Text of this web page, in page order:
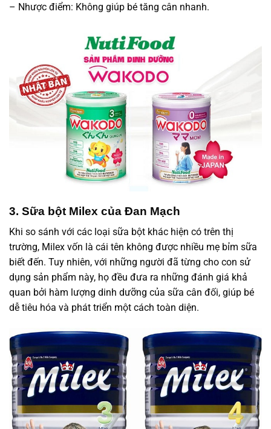
– Nhược điểm: Không giúp bé tăng cân nhanh.
3. Sữa bột Milex của Đan Mạch
Khi so sánh với các loại sữa bột khác hiện có trên thị
trường, Milex vốn là cái tên không được nhiều mẹ bỉm sữa
biết đến. Tuy nhiên, với những người đã từng cho con sử
dụng sản phẩm này, họ đều đưa ra những đánh giá khả
quan bởi hàm lượng dinh dưỡng của sữa cân đối, giúp bé
dễ tiêu hóa và phát triển một cách toàn diện.